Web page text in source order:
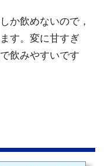
か飲めないので，
す。変に甘すぎ
飲みやすいです